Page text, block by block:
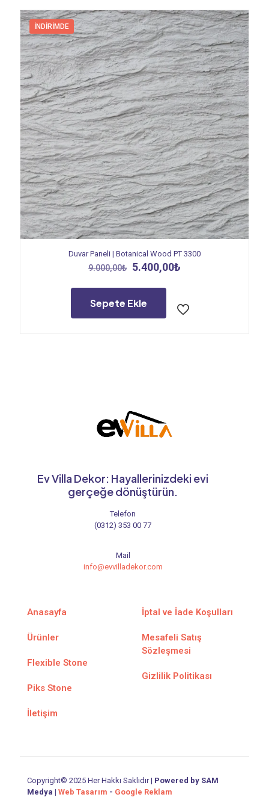
İNDIRIMDE
Duvar Paneli | Botanical Wood PT 3300
9.000,00₺ Orijinal
9.000,00₺.
5.400,00₺
5.400,00₺.
Sepete Ekle
Ev Villa Dekor: Hayallerinizdeki evi
gerçeğe dönüştürün.
Telefon
(0312) 353 00 77
Mail
info@evvilladekor.com
Anasayfa
Ürünler
Flexible Stone
Piks Stone
İletişim
İptal ve İade Koşulları
Mesafeli Satış
Sözleşmesi
Gizlilik Politikası
Copyright© 2025 Her Hakkı Saklıdır | Powered by SAM
Medya | Web Tasarım - Google Reklam